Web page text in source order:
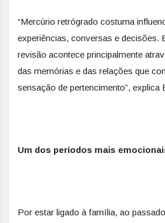
“Mercúrio retrógrado costuma
experiências, conversas e decisões.
revisão acontece principalmente
das memórias e das relações que
sensação de pertencimento”, explica
Um dos períodos mais
Por estar ligado à família, ao